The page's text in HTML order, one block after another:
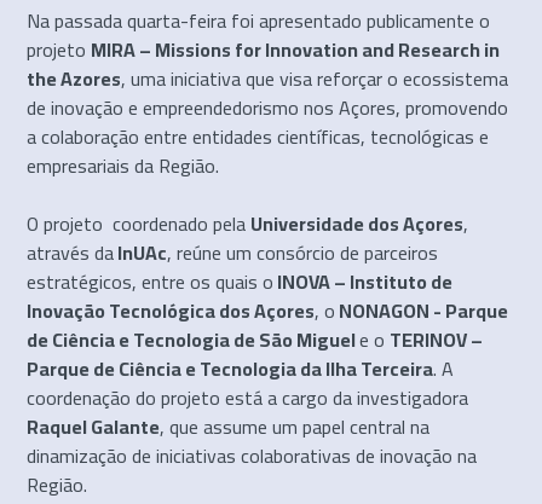
Na passada quarta-feira foi apresentado publicamente o
projeto MIRA – Missions for Innovation and Research in
the Azores, uma iniciativa que visa reforçar o ecossistema
de inovação e empreendedorismo nos Açores, promovendo
a colaboração entre entidades científicas, tecnológicas e
empresariais da Região.
O projeto coordenado pelaUniversidade dos Açores,
através daInUAc, reúne um consórcio de parceiros
estratégicos, entre os quais oINOVA – Instituto de
Inovação Tecnológica dos Açores, oNONAGON - Parque
de Ciência e Tecnologia de São Miguele o TERINOV –
Parque de Ciência e Tecnologia da Ilha Terceira. A
coordenação do projeto está a cargo da investigadora
Raquel Galante, que assume um papel central na
dinamização de iniciativas colaborativas de inovação na
Região.